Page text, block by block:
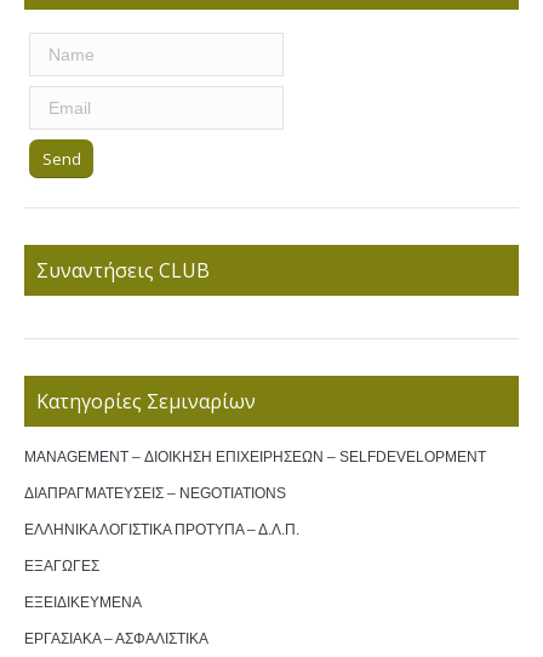
Συναντήσεις CLUB
Κατηγορίες Σεμιναρίων
MANAGEMENT – ΔΙΟΙΚΗΣΗ ΕΠΙΧΕΙΡΗΣΕΩΝ – SELFDEVELOPMENT
ΔΙΑΠΡΑΓΜΑΤΕΥΣΕΙΣ – NEGOTIATIONS
ΕΛΛΗΝΙΚΑ ΛΟΓΙΣΤΙΚΑ ΠΡΟΤΥΠΑ – Δ.Λ.Π.
ΕΞΑΓΩΓΕΣ
ΕΞΕΙΔΙΚΕΥΜΕΝΑ
ΕΡΓΑΣΙΑΚΑ – ΑΣΦΑΛΙΣΤΙΚΑ